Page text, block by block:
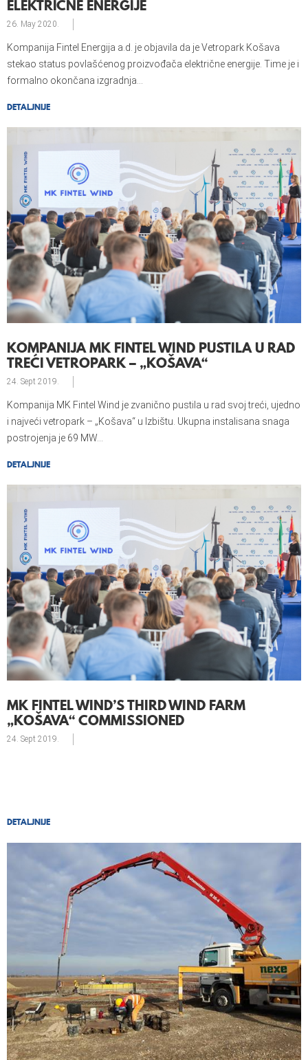
ELEKTRIČNE ENERGIJE
26. May 2020.
Kompanija Fintel Energija a.d. je objavila da je Vetropark Košava
stekao status povlašćenog proizvođača električne energije. Time je i
formalno okončana izgradnja...
DETALJNIJE
KOMPANIJA MK FINTEL WIND PUSTILA U RAD
TREĆI VETROPARK – „KOŠAVA“
24. Sept 2019.
Kompanija MK Fintel Wind je zvanično pustila u rad svoj treći, ujedno
i najveći vetropark – „Košava“ u Izbištu. Ukupna instalisana snaga
postrojenja je 69 MW...
DETALJNIJE
MK FINTEL WIND’S THIRD WIND FARM
„KOŠAVA“ COMMISSIONED
24. Sept 2019.
DETALJNIJE